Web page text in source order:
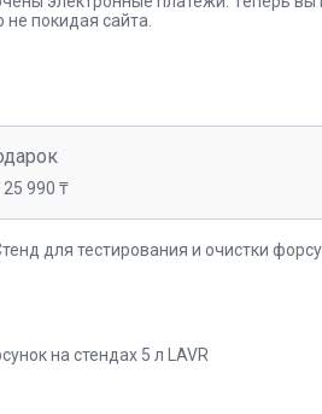
не покидая сайта.
990 ₸
для тестирования и очистки
на стендах 5 л LAVR